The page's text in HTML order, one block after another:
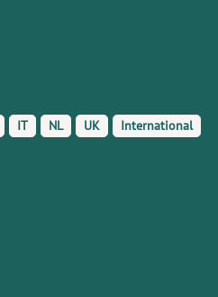
IT NL UK International